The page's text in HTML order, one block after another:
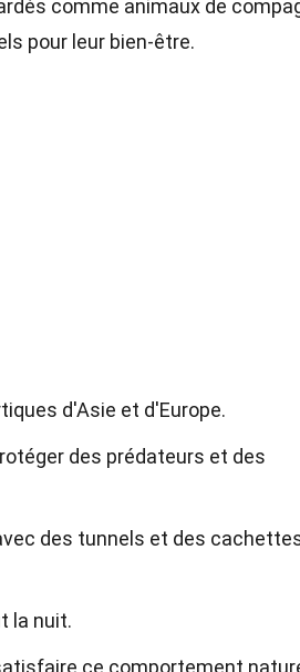
comme animaux de
pour leur bien-être.
d'Asie et d'Europe.
des prédateurs et des
des tunnels et des
la nuit.
ce comportement